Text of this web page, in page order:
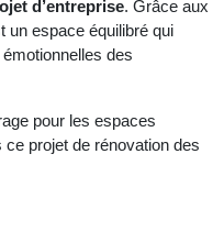
d’entreprise. Grâce aux
un espace équilibré qui
des
pour les espaces
ce projet de rénovation des